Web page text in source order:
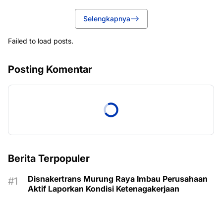
Selengkapnya
Failed to load posts.
Posting Komentar
Berita Terpopuler
Disnakertrans Murung Raya Imbau Perusahaan
Aktif Laporkan Kondisi Ketenagakerjaan